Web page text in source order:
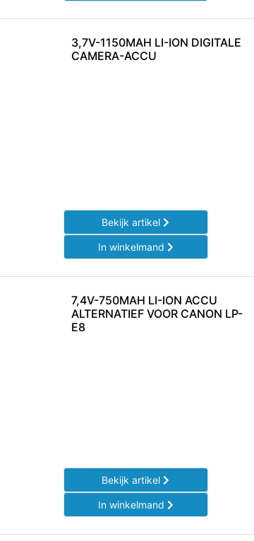
3,7V-1150MAH LI-ION DIGITALE
CAMERA-ACCU
Bekijk artikel
In winkelmand
7,4V-750MAH LI-ION ACCU
ALTERNATIEF VOOR CANON LP-
E8
Bekijk artikel
In winkelmand